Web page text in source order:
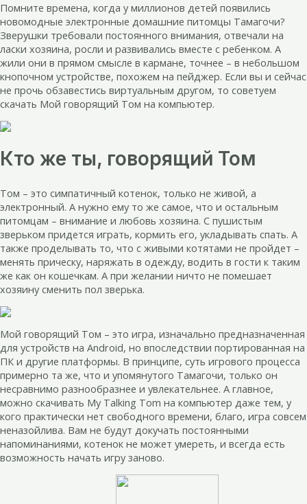
Помните времена, когда у миллионов детей появились
новомодные электронные домашние питомцы Тамагочи?
Зверушки требовали постоянного внимания, отвечали на
ласки хозяина, росли и развивались вместе с ребенком. А
жили они в прямом смысле в кармане, точнее – в небольшом
кнопочном устройстве, похожем на пейджер. Если вы и сейчас
не прочь обзавестись виртуальным другом, то советуем
скачать Мой говорящий Том на компьютер.
Кто же ты, говорящий Том
Том – это симпатичный котенок, только не живой, а
электронный. А нужно ему то же самое, что и остальным
питомцам – внимание и любовь хозяина. С пушистым
зверьком придется играть, кормить его, укладывать спать. А
также проделывать то, что с живыми котятами не пройдет –
менять прическу, наряжать в одежду, водить в гости к таким
же как он кошечкам. А при желании ничто не помешает
хозяину сменить пол зверька.
Мой говорящий Том – это игра, изначально предназначенная
для устройств на Android, но впоследствии портированная на
ПК и другие платформы. В принципе, суть игрового процесса
примерно та же, что и упомянутого Тамагочи, только он
несравнимо разнообразнее и увлекательнее. А главное,
можно скачивать My Talking Tom на компьютер даже тем, у
кого практически нет свободного времени, благо, игра совсем
неназойлива. Вам не будут докучать постоянными
напоминаниями, котенок не может умереть, и всегда есть
возможность начать игру заново.